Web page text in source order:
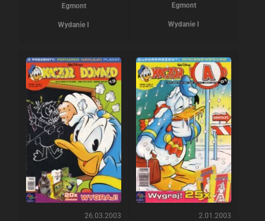
Egmont
Wydanie I
Egmont
Wydanie I
26.03.2003 2.01.2003